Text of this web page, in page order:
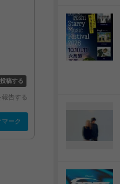
稿する
告する
マーク